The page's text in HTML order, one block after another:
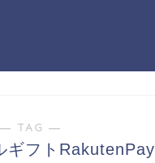
― TAG ―
ギフトRakutenPay